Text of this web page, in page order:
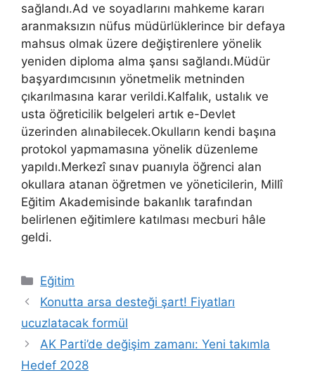
sağlandı.Ad ve soyadlarını mahkeme kararı
aranmaksızın nüfus müdürlüklerince bir defaya
mahsus olmak üzere değiştirenlere yönelik
yeniden diploma alma şansı sağlandı.Müdür
başyardımcısının yönetmelik metninden
çıkarılmasına karar verildi.Kalfalık, ustalık ve
usta öğreticilik belgeleri artık e-Devlet
üzerinden alınabilecek.Okulların kendi başına
protokol yapmamasına yönelik düzenleme
yapıldı.Merkezî sınav puanıyla öğrenci alan
okullara atanan öğretmen ve yöneticilerin, Millî
Eğitim Akademisinde bakanlık tarafından
belirlenen eğitimlere katılması mecburi hâle
geldi.
Kategoriler
Eğitim
Konutta arsa desteği şart! Fiyatları
ucuzlatacak formül
AK Parti’de değişim zamanı: Yeni takımla
Hedef 2028